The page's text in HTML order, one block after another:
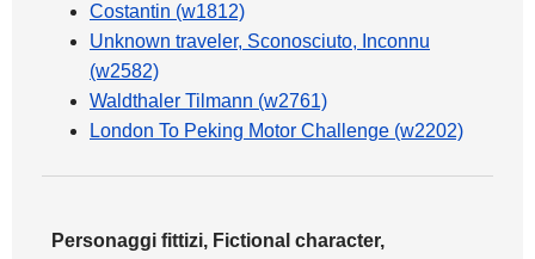
Costantin (w1812)
Unknown traveler, Sconosciuto, Inconnu
(w2582)
Waldthaler Tilmann (w2761)
London To Peking Motor Challenge (w2202)
Personaggi fittizi, Fictional character,